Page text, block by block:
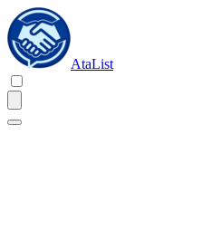
AtaList